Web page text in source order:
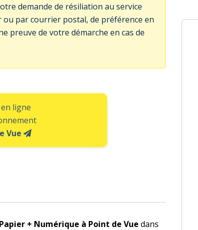
demande de résiliation au service
par courrier postal, de préférence en
preuve de votre démarche en cas de
ligne
Vue
+ Numérique à Point de Vue dans